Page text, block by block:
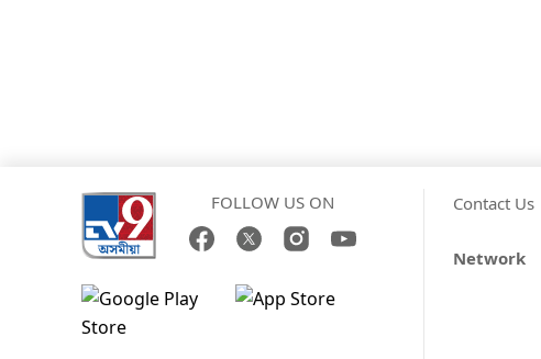
FOLLOW US ON Contact Us
Network